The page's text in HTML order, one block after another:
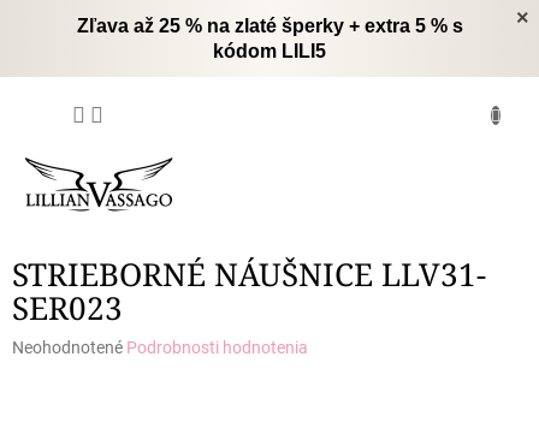
×
Zľava až 25 % na zlaté šperky + extra 5 % s
kódom LILI5
STRIEBORNÉ NÁUŠNICE LLV31-
SER023
Priemerné
Neohodnotené Podrobnosti hodnotenia